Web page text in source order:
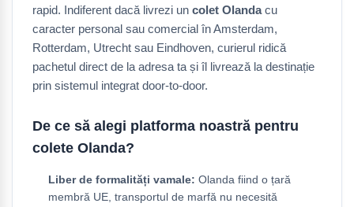
rapid. Indiferent dacă livrezi un colet Olandacu
caracter personal sau comercial în Amsterdam,
Rotterdam, Utrecht sau Eindhoven, curierul ridică
pachetul direct de la adresa ta și îl livrează la destinație
prin sistemul integrat door-to-door.
De ce să alegi platforma noastră pentru
colete Olanda?
Liber de formalități vamale: Olanda fiind o țară
membră UE, transportul de marfă nu necesită